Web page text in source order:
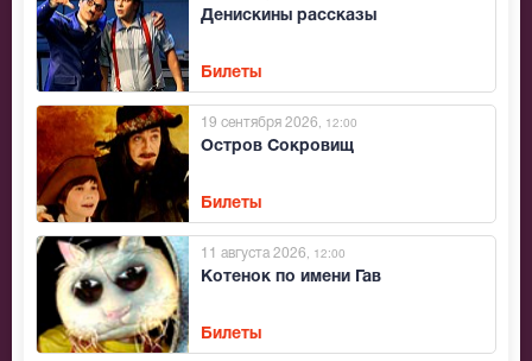
Денискины рассказы
Билеты
Остров Сокровищ
19 сентября 2026 , 12:00
Билеты
Котенок по имени Гав
11 августа 2026 , 12:00
Билеты